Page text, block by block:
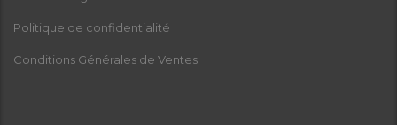
Politique de confidentialité
Conditions Générales de Ventes